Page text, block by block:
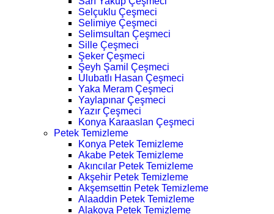
Selçuklu Çeşmeci
Selimiye Çeşmeci
Selimsultan Çeşmeci
Sille Çeşmeci
Şeker Çeşmeci
Şeyh Şamil Çeşmeci
Ulubatlı Hasan Çeşmeci
Yaka Meram Çeşmeci
Yaylapınar Çeşmeci
Yazır Çeşmeci
Konya Karaaslan Çeşmeci
Petek Temizleme
Konya Petek Temizleme
Akabe Petek Temizleme
Akıncılar Petek Temizleme
Akşehir Petek Temizleme
Akşemsettin Petek Temizleme
Alaaddin Petek Temizleme
Alakova Petek Temizleme